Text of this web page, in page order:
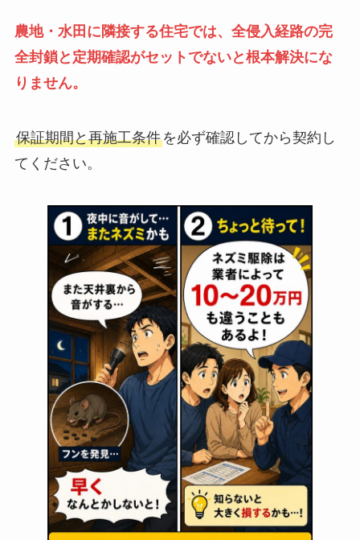
農地・水田に隣接する住宅では、全侵入経路の完
全封鎖と定期確認がセットでないと根本解決にな
りません。
保証期間と再施工条件を必ず確認してから契約し
てください。